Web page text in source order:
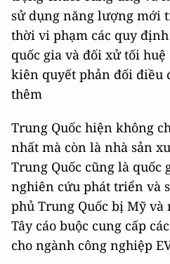
sử dụng năng lượng mới
thời vi phạm các quy
quốc gia và đối xử tối huệ
kiên quyết phản đối điều
thêm
Trung Quốc hiện không
nhất mà còn là nhà sản
Trung Quốc cũng là
nghiên cứu phát triển và
phủ Trung Quốc bị Mỹ
Tây cáo buộc cung cấp
cho ngành công nghiệp